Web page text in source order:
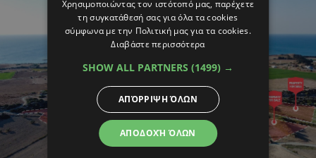
Χρησιμοποιώντας τον ιστότοπό μας, παρέχετε
τη συγκατάθεσή σας για όλα τα cookies
σύμφωνα με την Πολιτική μας για τα cookies.
Διαβάστε περισσότερα
SHOW ALL PARTNERS (1499) →
ΑΠΟΔΟΧΉ ΌΛΩΝ
ΑΠΌΡΡΙΨΗ ΌΛΩΝ